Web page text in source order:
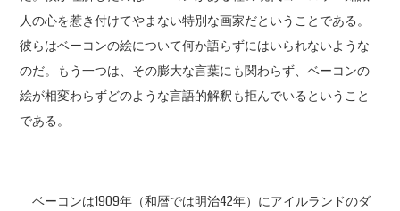
人の心を惹き付けてやまない特別な画家だということである。
彼らはベーコンの絵について何か語らずにはいられないような
のだ。もう一つは、その膨大な言葉にも関わらず、ベーコンの
絵が相変わらずどのような言語的解釈も拒んでいるということ
である。
ベーコンは1909年（和暦では明治42年）にアイルランドのダ